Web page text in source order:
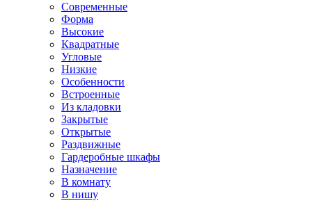
Современные
Форма
Высокие
Квадратные
Угловые
Низкие
Особенности
Встроенные
Из кладовки
Закрытые
Открытые
Раздвижные
Гардеробные шкафы
Назначение
В комнату
В нишу